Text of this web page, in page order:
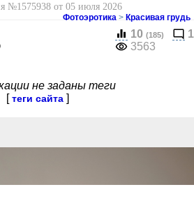
№1575938 от 05 июля 2026
Фотоэротика > Красивая грудь
10 (185)
1
3563
не заданы теги
[теги сайта ]